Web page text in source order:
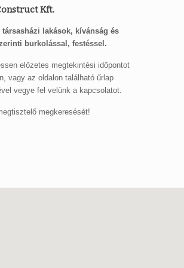
Kft.
társasházi lakások, kívánság és
burkolással, festéssel.
előzetes megtekintési időpontot
vagy az oldalon található űrlap
vegye fel velünk a kapcsolatot.
megkeresését!